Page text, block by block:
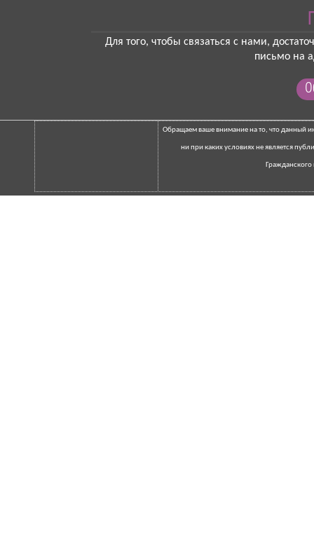
Для того, чтобы связаться с нами,
письмо на
Обращаем ваше внимание на то, что данный
ни при каких условиях не является